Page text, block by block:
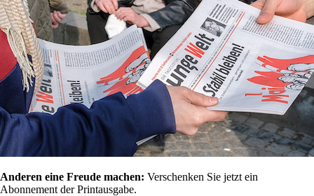
Anderen eine Freude machen: Verschenken Sie jetzt ein
Abonnement der Printausgabe.